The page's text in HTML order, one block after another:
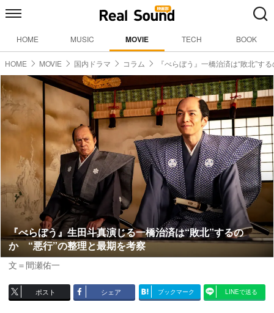
HOME MUSIC MOVIE TECH BOOK
HOME MOVIE 国内ドラマ コラム 『べらぼう』一橋治済は“敗北”す
『べらぼう』生田斗真演じる一橋治済は“敗北”するの
か “悪行”の整理と最期を考察
文＝間瀬佑一
ポスト シェア ブックマーク LINEで送る